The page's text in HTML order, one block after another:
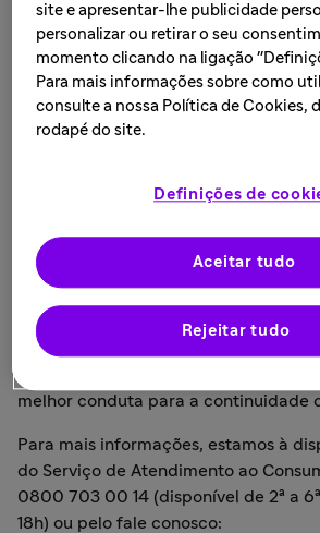
São Paulo, 25 de março de 2025 — A
que o medicamento Praluent®
deferimento de cancelamento de seu
24/03/2025 pela Agência Nacional
Sanitária (ANVISA).
injetável - caneta preenchida
Praluent® (alirocumabe) 75 mg/
injetável - caneta preenchida
Este produto não será mais
melhor conduta para a continuidade
Para mais informações, estamos à
do Serviço de Atendimento ao
0800 703 00 14 (disponível de 2ª a
18h) ou pelo fale conosco:
site e apresentar-lhe publicidade
personalizar ou retirar o seu
momento clicando na ligação
Para mais informações sobre como
consulte a nossa Política de Cookies,
rodapé do site.
Definições de
Rejeitar tudo
Aceitar tudo